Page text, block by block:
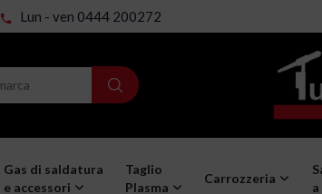
phone Lun - ven 0444 200272
Gas di saldatura
e accessori
Taglio
Plasma
Carrozzeria